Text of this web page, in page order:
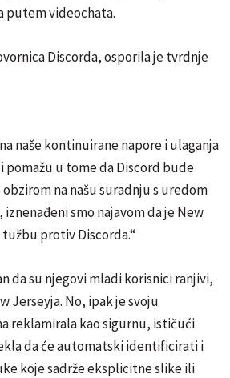
putem videochata.
Discorda, osporila je tvrdnje
naše kontinuirane napore i ulaganja
pomažu u tome da Discord bude
obzirom na našu suradnju s uredom
smo najavom da je New
protiv Discorda.“
da su njegovi mladi korisnici ranjivi,
Jerseyja. No, ipak je svoju
reklamirala kao sigurnu, ističući
da će automatski identificirati i
koje sadrže eksplicitne slike ili